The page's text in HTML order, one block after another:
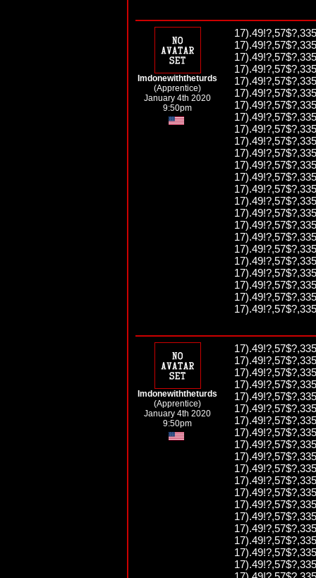
Imdonewiththeturds
(Apprentice)
January 4th 2020
9:50pm
Imdonewiththeturds
(Apprentice)
January 4th 2020
9:50pm